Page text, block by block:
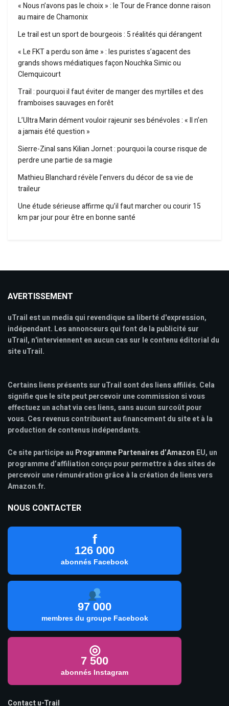
« Nous n’avons pas le choix » : le Tour de France donne raison
au maire de Chamonix
Le trail est un sport de bourgeois : 5 réalités qui dérangent
« Le FKT a perdu son âme » : les puristes s’agacent des
grands shows médiatiques façon Nouchka Simic ou
Clemquicourt
Trail : pourquoi il faut éviter de manger des myrtilles et des
framboises sauvages en forêt
L’Ultra Marin dément vouloir rajeunir ses bénévoles : « Il n’en
a jamais été question »
Sierre-Zinal sans Kilian Jornet : pourquoi la course risque de
perdre une partie de sa magie
Mathieu Blanchard révèle l’envers du décor de sa vie de
traileur
Une étude sérieuse affirme qu’il faut marcher ou courir 15
km par jour pour être en bonne santé
AVERTISSEMENT
uTrail est un media qui revendique sa liberté d'expression,
indépendant. Les annonceurs qui font de la publicité sur
uTrail, n'interviennent en aucun cas sur le contenu éditorial du
site uTrail.
Certains liens présents sur uTrail sont des liens affiliés. Cela
signifie que le site peut percevoir une commission si vous
effectuez un achat via ces liens, sans aucun surcoût pour
vous. Ces revenus contribuent au financement du site et à la
production de contenus indépendants.
Ce site participe au Programme Partenaires d’Amazon EU, un
programme d’affiliation conçu pour permettre à des sites de
percevoir une rémunération grâce à la création de liens vers
Amazon.fr.
NOUS CONTACTER
f
126 000
abonnés Facebook
97 000
membres du groupe Facebook
◎
7 500
abonnés Instagram
Contact u-Trail